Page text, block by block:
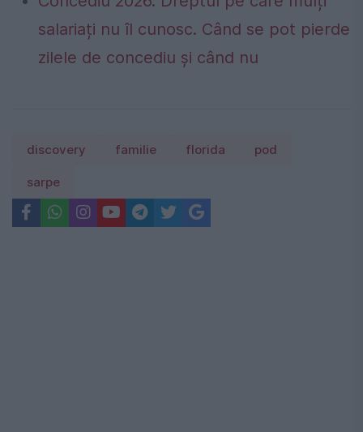
salariați nu îl cunosc. Când se pot pierde
zilele de concediu și când nu
discovery familie florida pod
sarpe